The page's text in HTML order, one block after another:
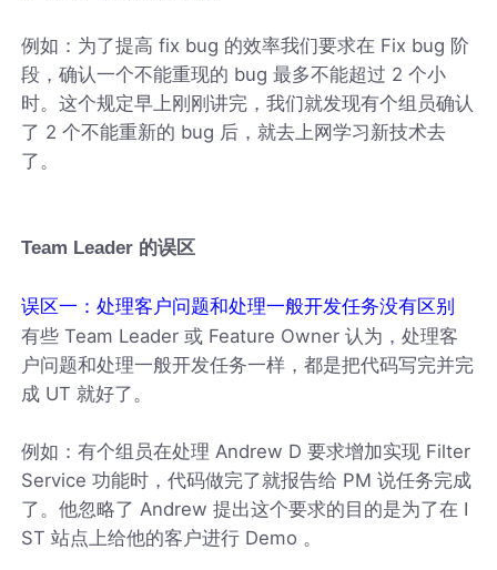
例如：为了提高 fix bug 的效率我们要求在 Fix bug 阶
段，确认一个不能重现的 bug 最多不能超过 2 个小
时。这个规定早上刚刚讲完，我们就发现有个组员确认
了 2 个不能重新的 bug 后，就去上网学习新技术去
了。
Team Leader 的误区
误区一：处理客户问题和处理一般开发任务没有区别
有些 Team Leader 或 Feature Owner 认为，处理客
户问题和处理一般开发任务一样，都是把代码写完并完
成 UT 就好了。
例如：有个组员在处理 Andrew D 要求增加实现 Filter
Service 功能时，代码做完了就报告给 PM 说任务完成
了。他忽略了 Andrew 提出这个要求的目的是为了在 I
ST 站点上给他的客户进行 Demo 。